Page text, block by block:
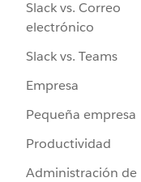
Slack vs. Correo
electrónico
Slack vs. Teams
Empresa
Pequeña empresa
Productividad
Administración de